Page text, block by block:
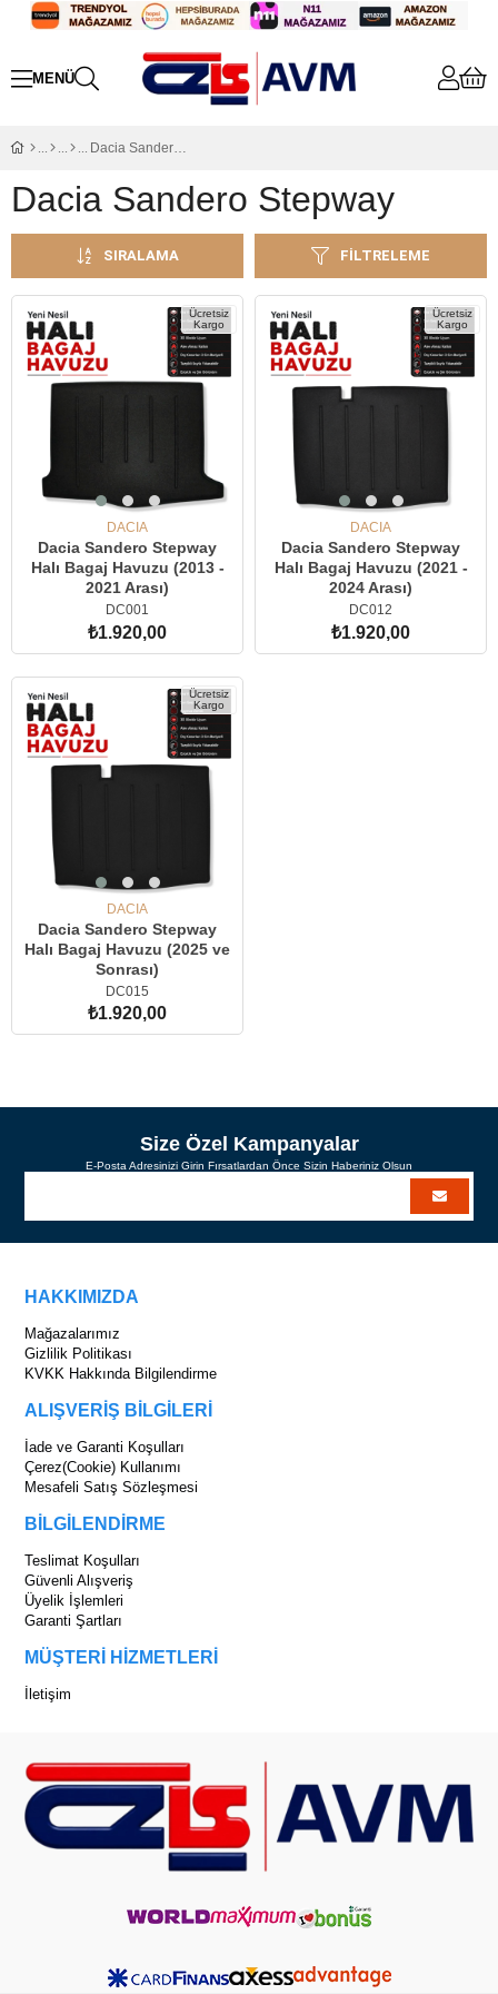
Dacia Sandero Stepway
Dacia Sandero Stepway
FILTRELEME
SIRALAMA
Ücretsiz
Kargo
DACIA
Dacia Sandero Stepway
Halı Bagaj Havuzu (2013 -
2021 Arası)
DC001
₺1.920,00
Ücretsiz
Kargo
DACIA
Dacia Sandero Stepway
Halı Bagaj Havuzu (2021 -
2024 Arası)
DC012
₺1.920,00
Ücretsiz
Kargo
DACIA
Dacia Sandero Stepway
Halı Bagaj Havuzu (2025 ve
Sonrası)
DC015
₺1.920,00
Size Özel Kampanyalar
E-Posta Adresinizi Girin Fırsatlardan Önce Sizin Haberiniz Olsun
HAKKIMIZDA
Mağazalarımız
Gizlilik Politikası
KVKK Hakkında Bilgilendirme
ALIŞVERİŞ BİLGİLERİ
İade ve Garanti Koşulları
Çerez(Cookie) Kullanımı
Mesafeli Satış Sözleşmesi
BİLGİLENDİRME
Teslimat Koşulları
Güvenli Alışveriş
Üyelik İşlemleri
Garanti Şartları
MÜŞTERİ HİZMETLERİ
İletişim